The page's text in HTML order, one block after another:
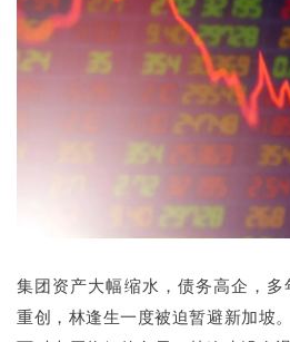
集团资产大幅缩水，债务高企，
重创，林逢生一度被迫暂避新加坡。